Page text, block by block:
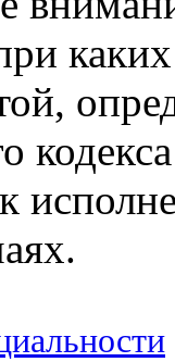
каких